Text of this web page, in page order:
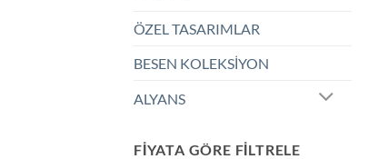
ÖZEL TASARIMLAR
BESEN KOLEKSİYON
ALYANS
FIYATA GÖRE FILTRELE